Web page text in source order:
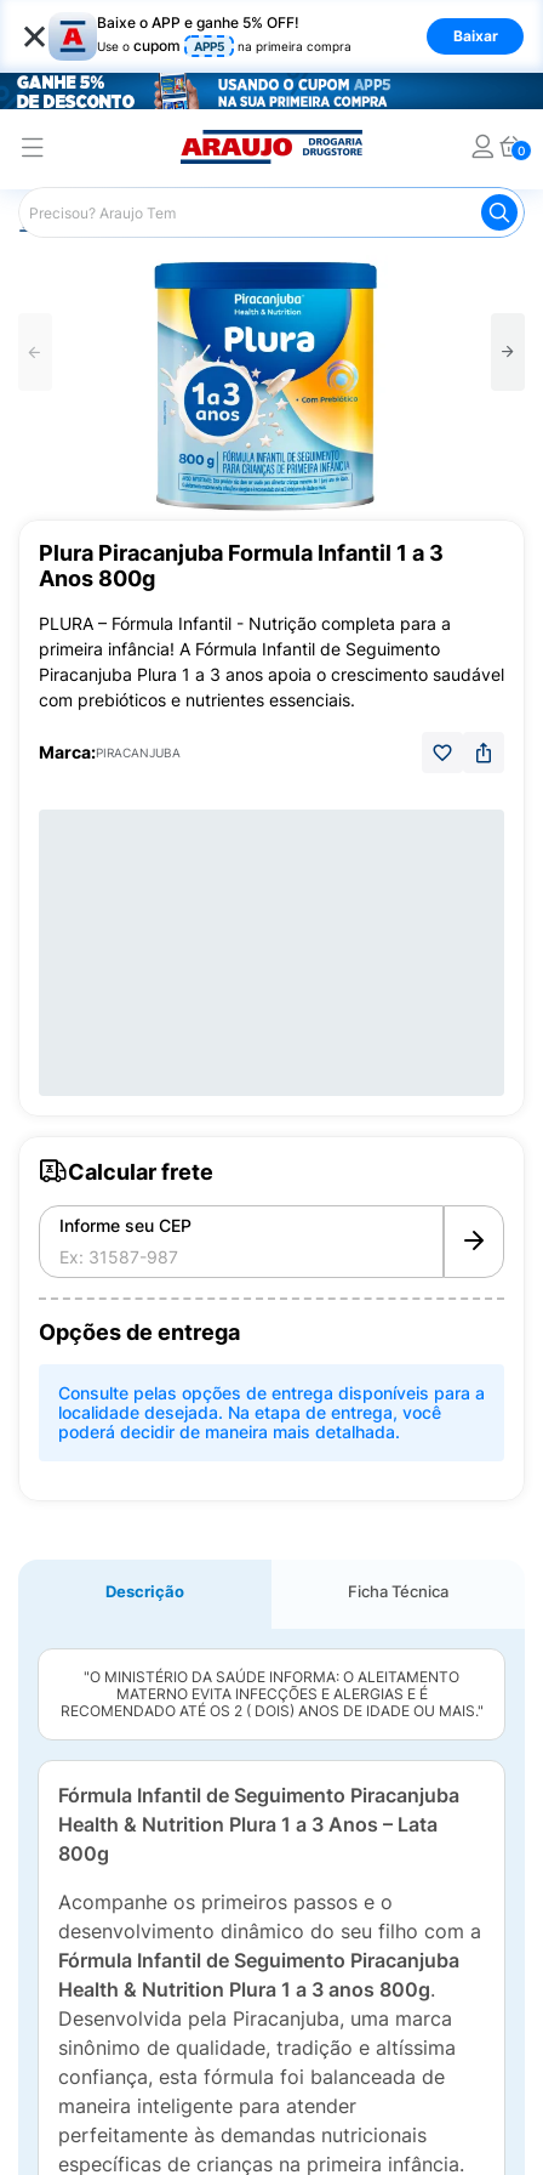
× Baixe o APP e ganhe 5% OFF!
Use o cupom APP5 na primeira compra
Baixar
0
Araujo Infantil Fórmula Infantil
Plura Piracanjuba Formula Infantil 1 a 3
Anos 800g
PLURA – Fórmula Infantil - Nutrição completa para a
primeira infância! A Fórmula Infantil de Seguimento
Piracanjuba Plura 1 a 3 anos apoia o crescimento saudável
com prebióticos e nutrientes essenciais.
Marca:PIRACANJUBA
Calcular frete
Informe seu CEP
Opções de entrega
Consulte pelas opções de entrega disponíveis para a
localidade desejada. Na etapa de entrega, você
poderá decidir de maneira mais detalhada.
Descrição Ficha Técnica
"O MINISTÉRIO DA SAÚDE INFORMA: O ALEITAMENTO
MATERNO EVITA INFECÇÕES E ALERGIAS E É
RECOMENDADO ATÉ OS 2 ( DOIS) ANOS DE IDADE OU MAIS."
Fórmula Infantil de Seguimento Piracanjuba
Health & Nutrition Plura 1 a 3 Anos – Lata
800g
Acompanhe os primeiros passos e o
desenvolvimento dinâmico do seu filho com a
Fórmula Infantil de Seguimento Piracanjuba
Health & Nutrition Plura 1 a 3 anos 800g.
Desenvolvida pela Piracanjuba, uma marca
sinônimo de qualidade, tradição e altíssima
confiança, esta fórmula foi balanceada de
maneira inteligente para atender
perfeitamente às demandas nutricionais
específicas de crianças na primeira infância.